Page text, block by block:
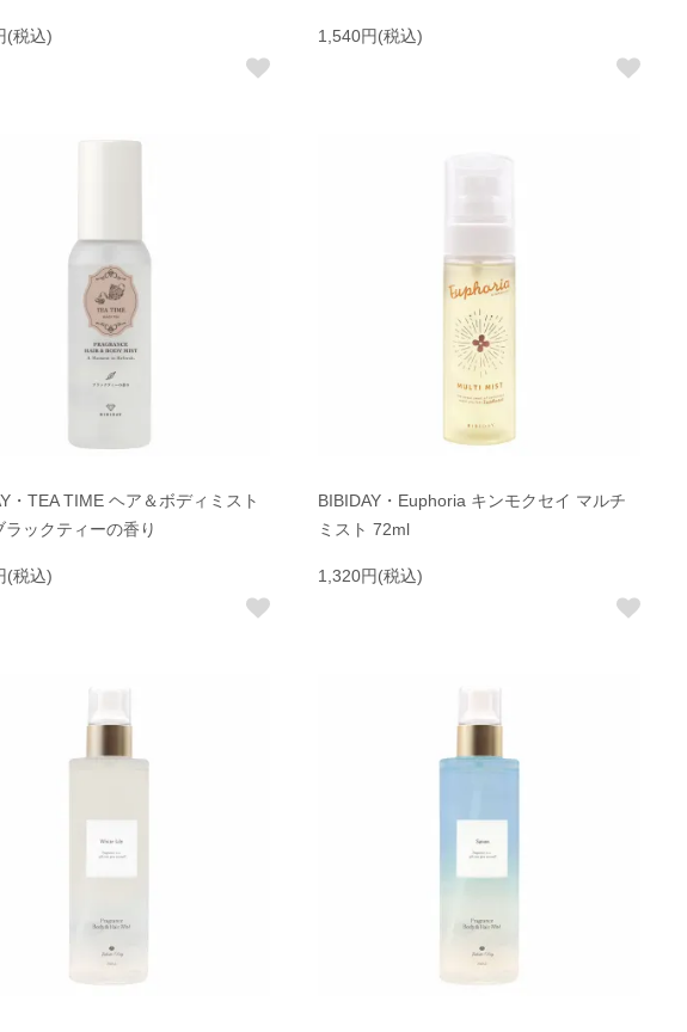
(税込) 1,540円(税込)
・TEA TIME ヘア＆ボディミスト
ラックティーの香り
(税込)
BIBIDAY・Euphoria キンモクセイ マルチ
ミスト 72ml
1,320円(税込)